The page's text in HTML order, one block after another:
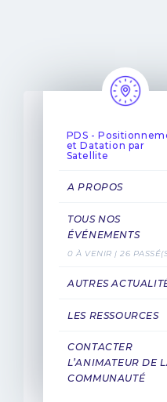
PDS -
et Datation par
Satellite
A PROPOS
TOUS NOS
ÉVÉNEMENTS
0 À VENIR | 26
AUTRES
LES RESSOURCES
CONTACTER
L’ANIMATEUR DE
COMMUNAUTÉ